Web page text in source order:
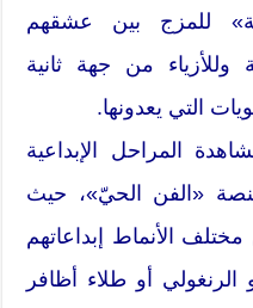
للمزج بين عشقهم
من جهة ثانية
التي يعدونها.
المراحل الإبداعية
منصة «الفن الحيّ»، حيث
الأنماط إبداعاتهم
أو طلاء أظافر